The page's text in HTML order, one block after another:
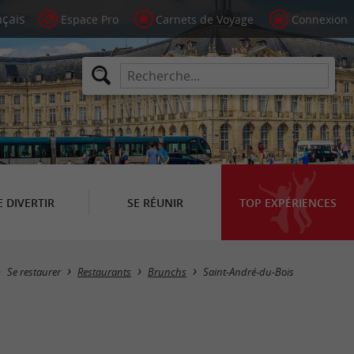
Espace Pro Carnets de Voyage Connexion
DIVERTIR SE RÉUNIR TOP EXPÉRIENCES
Masquer la carte
Se restaurer Restaurants Brunchs Saint-André-du-Bois